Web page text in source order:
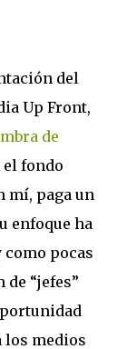
del
Up Front,
de
el fondo
mí, paga un
enfoque ha
pocas
de “jefes”
los medios